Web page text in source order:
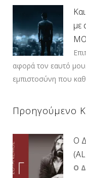
με
αφορά τον εαυτό
εμπιστοσύνη που
Προηγούμενο
Ο
Ο